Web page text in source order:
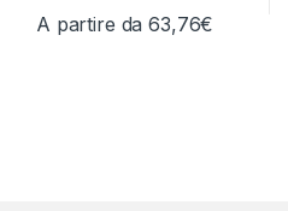
A partire da63,76€